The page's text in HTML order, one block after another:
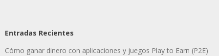
Entradas Recientes
Cómo ganar dinero con aplicaciones y juegos Play to Earn (P2E)